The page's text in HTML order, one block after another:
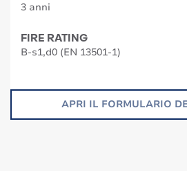
3 anni
FIRE RATING
B-s1,d0 (EN 13501-1)
APRI IL FORMULARIO